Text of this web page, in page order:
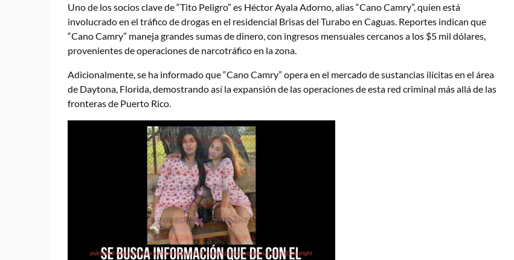
Uno de los socios clave de “Tito Peligro” es Héctor Ayala Adorno, alias “Cano Camry”, quien está
involucrado en el tráfico de drogas en el residencial Brisas del Turabo en Caguas. Reportes indican que
“Cano Camry” maneja grandes sumas de dinero, con ingresos mensuales cercanos a los $5 mil dólares,
provenientes de operaciones de narcotráfico en la zona.
Adicionalmente, se ha informado que “Cano Camry” opera en el mercado de sustancias ilícitas en el área
de Daytona, Florida, demostrando así la expansión de las operaciones de esta red criminal más allá de las
fronteras de Puerto Rico.